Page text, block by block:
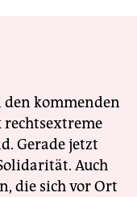
den kommenden
rechtsextreme
Gerade jetzt
Auch
die sich vor Ort